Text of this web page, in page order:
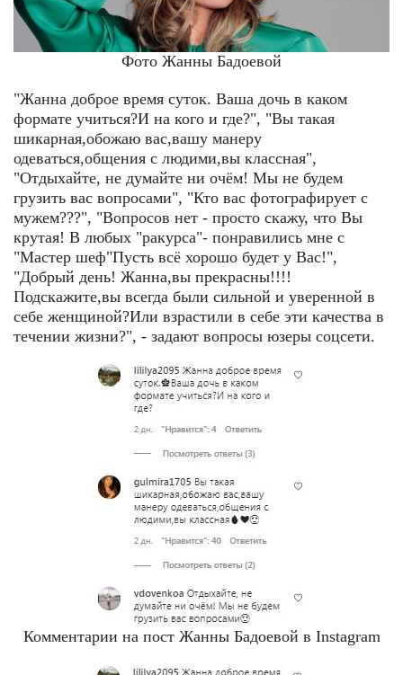
Фото Жанны Бадоевой
"Жанна доброе время суток. Ваша дочь в каком
формате учиться?И на кого и где?", "Вы такая
шикарная,обожаю вас,вашу манеру
одеваться,общения с людими,вы классная",
"Отдыхайте, не думайте ни очём! Мы не будем
грузить вас вопросами", "Кто вас фотографирует с
мужем???", "Вопросов нет - просто скажу, что Вы
крутая! В любых "ракурса"- понравились мне с
"Мастер шеф"Пусть всё хорошо будет у Вас!",
"Добрый день! Жанна,вы прекрасны!!!!
Подскажите,вы всегда были сильной и уверенной в
себе женщиной?Или взрастили в себе эти качества в
течении жизни?", - задают вопросы юзеры соцсети.
Комментарии на пост Жанны Бадоевой в Instagram